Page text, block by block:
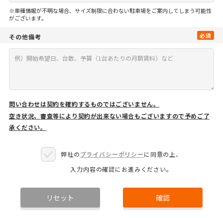
※車種情報が不明な場合、サイズ制限に合わない駐車場をご案内してしまう可能性
がございます。
その他備考 必須
問い合わせは契約を確約するものではございません。
空き状況、審査等により契約が出来ない場合もございますので予めご了
承ください。
弊社のプライバシーポリシーに同意の上、
入力内容の確認にお進みください。
リセット 確認